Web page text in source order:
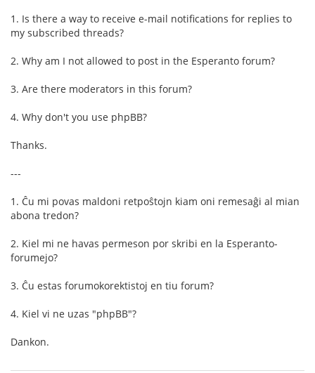
1. Is there a way to receive e-mail notifications for replies to
my subscribed threads?
2. Why am I not allowed to post in the Esperanto forum?
3. Are there moderators in this forum?
4. Why don't you use phpBB?
Thanks.
---
1. Ĉu mi povas maldoni retpoŝtojn kiam oni remesaĝi al mian
abona tredon?
2. Kiel mi ne havas permeson por skribi en la Esperanto-
forumejo?
3. Ĉu estas forumokorektistoj en tiu forum?
4. Kiel vi ne uzas "phpBB"?
Dankon.